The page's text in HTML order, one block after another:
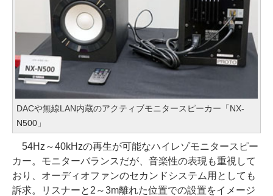
DACや無線LAN内蔵のアクティブモニタースピーカー「NX-
N500」
54Hz～40kHzの再生が可能なハイレゾモニタースピー
カー。モニターバランスだが、音楽性の表現も重視して
おり、オーディオファンのセカンドシステム用としても
訴求。リスナーと2～3m離れた位置での設置をイメージ